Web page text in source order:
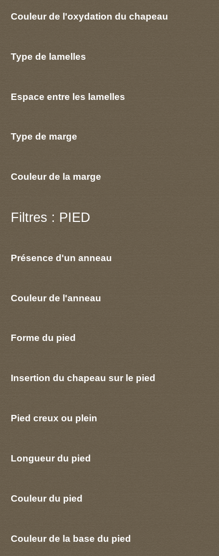
Couleur de l'oxydation du chapeau
Type de lamelles
Espace entre les lamelles
Type de marge
Couleur de la marge
Filtres : PIED
Présence d'un anneau
Couleur de l'anneau
Forme du pied
Insertion du chapeau sur le pied
Pied creux ou plein
Longueur du pied
Couleur du pied
Couleur de la base du pied